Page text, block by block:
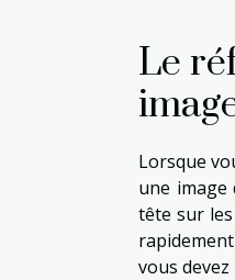
Le
Lorsque
une image
tête sur
vous